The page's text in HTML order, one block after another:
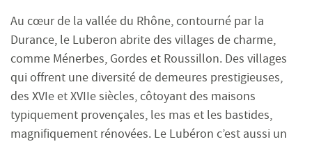
Au cœur de la vallée du Rhône, contourné par la
Durance, le Luberon abrite des villages de charme,
comme Ménerbes, Gordes et Roussillon. Des villages
qui offrent une diversité de demeures prestigieuses,
des XVIe et XVIIe siècles, côtoyant des maisons
typiquement provençales, les mas et les bastides,
magnifiquement rénovées. Le Lubéron c’est aussi un